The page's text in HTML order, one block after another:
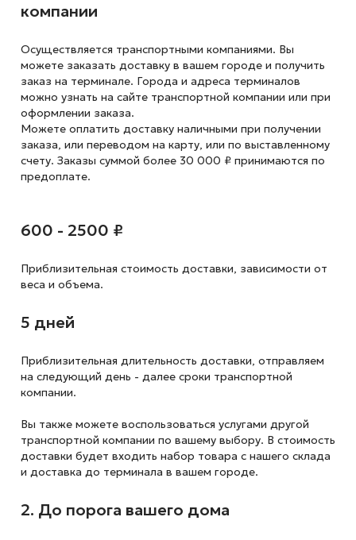
компании
Осуществляется транспортными компаниями. Вы
можете заказать доставку в вашем городе и получить
заказ на терминале. Города и адреса терминалов
можно узнать на сайте транспортной компании или при
оформлении заказа.
Можете оплатить доставку наличными при получении
заказа, или переводом на карту, или по выставленному
счету. Заказы суммой более 30 000 ₽ принимаются по
предоплате.
600 - 2500 ₽
Приблизительная стоимость доставки, зависимости от
веса и объема.
5 дней
Приблизительная длительность доставки, отправляем
на следующий день - далее сроки транспортной
компании.
Вы также можете воспользоваться услугами другой
транспортной компании по вашему выбору. В стоимость
доставки будет входить набор товара с нашего склада
и доставка до терминала в вашем городе.
2. До порога вашего дома